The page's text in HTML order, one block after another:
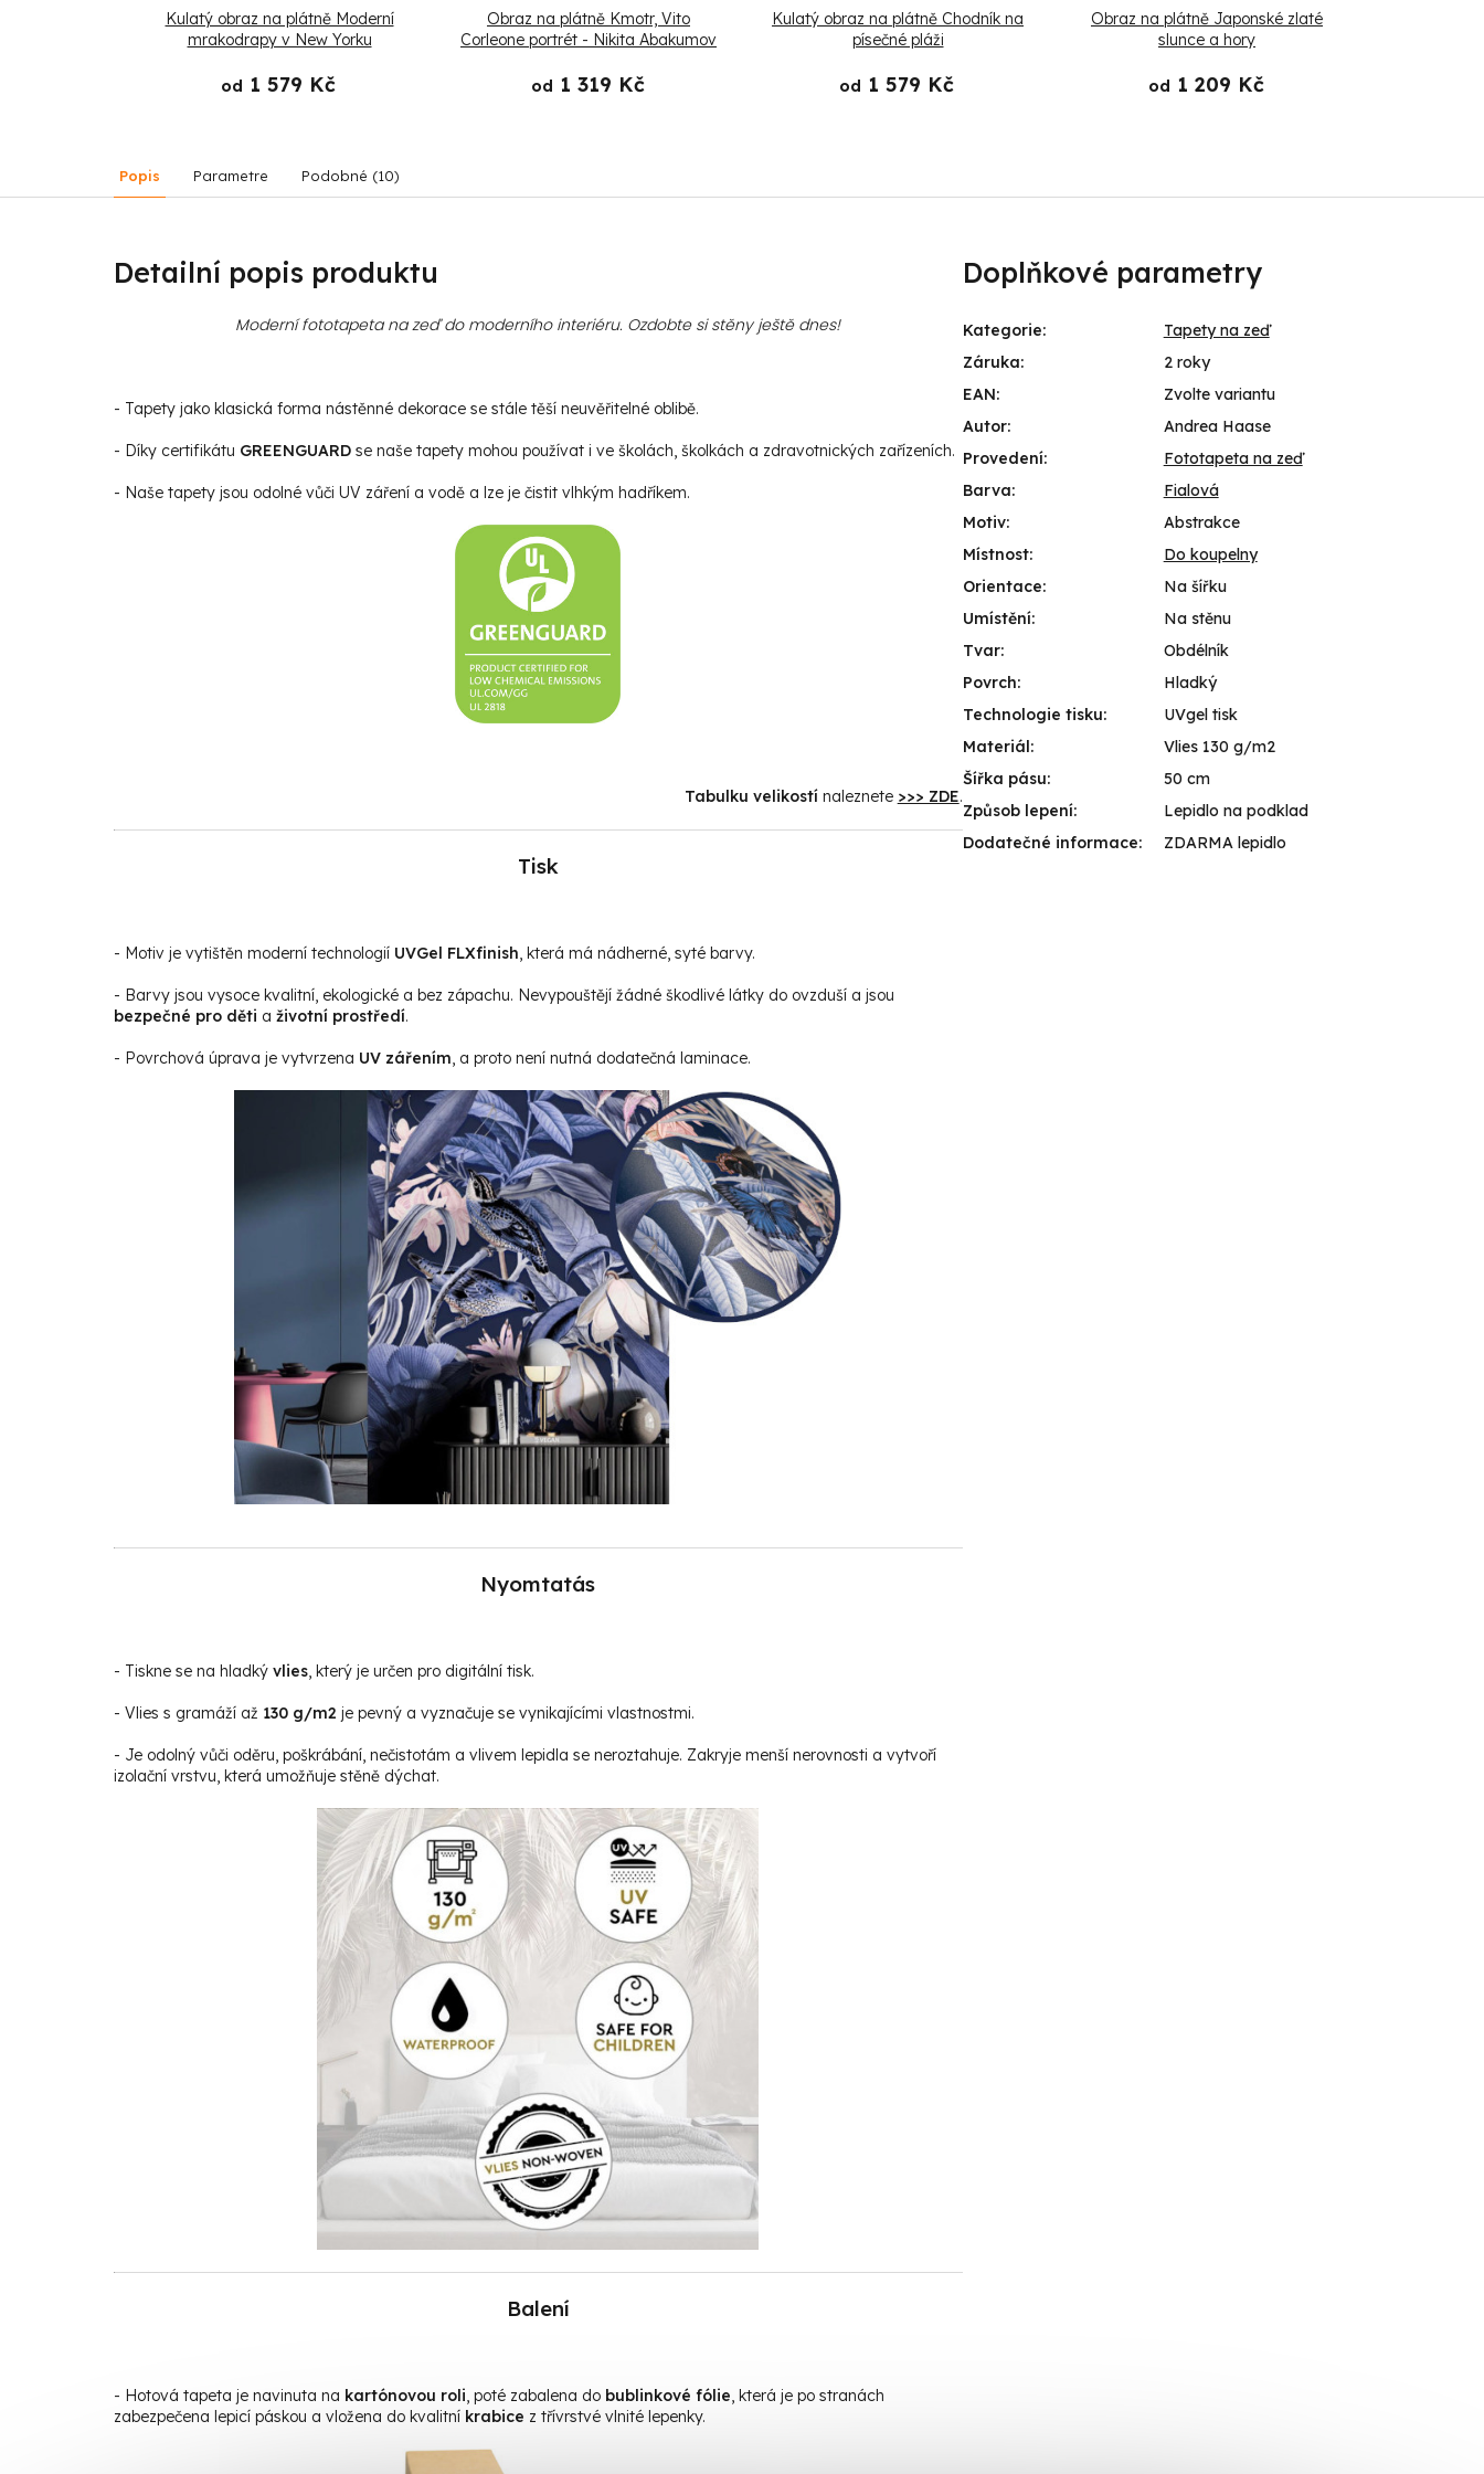
Kulatý obraz na plátně Moderní
mrakodrapy v New Yorku
od 1 579 Kč
Obraz na plátně Kmotr, Vito
Corleone portrét - Nikita Abakumov
od 1 319 Kč
Kulatý obraz na plátně Chodník na
písečné pláži
od 1 579 Kč
Obraz na plátně Japonské zlaté
slunce a hory
od 1 209 Kč
Popis Parametre Podobné (10)
Detailní popis produktu
Moderní fototapeta na zeď do moderního interiéru. Ozdobte si stěny ještě dnes!
- Tapety jako klasická forma nástěnné dekorace se stále těší neuvěřitelné oblibě.
- Díky certifikátu GREENGUARD se naše tapety mohou používat i ve školách, školkách a zdravotnických zařízeních.
- Naše tapety jsou odolné vůči UV záření a vodě a lze je čistit vlhkým hadříkem.
Tabulku velikostínaleznete >>> ZDE.
Tisk
- Motiv je vytištěn moderní technologií UVGel FLXfinish, která má nádherné, syté barvy.
- Barvy jsou vysoce kvalitní, ekologické a bez zápachu. Nevypouštějí žádné škodlivé látky do ovzduší a jsou
bezpečné pro děti a životní prostředí.
- Povrchová úprava je vytvrzena UV zářením, a proto není nutná dodatečná laminace.
Nyomtatás
- Tiskne se na hladký vlies, který je určen pro digitální tisk.
- Vlies s gramáží až 130 g/m2 je pevný a vyznačuje se vynikajícími vlastnostmi.
- Je odolný vůči oděru, poškrábání, nečistotám a vlivem lepidla se neroztahuje. Zakryje menší nerovnosti a vytvoří
izolační vrstvu, která umožňuje stěně dýchat.
Balení
- Hotová tapeta je navinuta na kartónovou roli, poté zabalena do bublinkové fólie, která je po stranách
zabezpečena lepicí páskou a vložena do kvalitní krabice z třívrstvé vlnité lepenky.
Doplňkové parametry
Kategorie:
Tapety na zeď
Záruka:
2 roky
EAN:
Zvolte variantu
Autor:
Andrea Haase
Provedení:
Fototapeta na zeď
Barva:
Fialová
Motiv:
Abstrakce
Místnost:
Do koupelny
Orientace:
Na šířku
Umístění:
Na stěnu
Tvar:
Obdélník
Povrch:
Hladký
Technologie tisku:
UVgel tisk
Materiál:
Vlies 130 g/m2
Šířka pásu:
50 cm
Způsob lepení:
Lepidlo na podklad
Dodatečné informace: ZDARMA lepidlo